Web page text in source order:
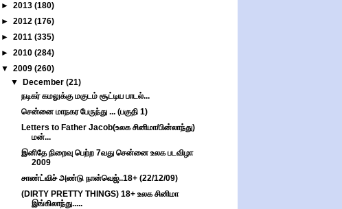
► 2013 (180)
► 2012 (176)
► 2011 (335)
► 2010 (284)
▼ 2009 (260)
▼
December(21)
நடிகர் கமலுக்கு மகுடம் சூட்டிய பாடல்...
சென்னை மாநகர பேருந்து ... (பகுதி 1)
Letters to Father Jacob(உலக சினிமா/பின்லாந்து)
மன்...
இனிதே நிறைவு பெற்ற 7வது சென்னை உலக படவிழா
2009
சாண்ட்விச் அண்டு நான்வெஜ்..18+ (22/12/09)
(DIRTY PRETTY THINGS) 18+ உலக சினிமா
இங்கிலாந்து.....